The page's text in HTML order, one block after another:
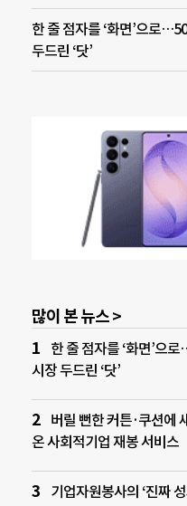
한 줄 점자를 ‘화면’으로
두드린 ‘닷’
많이 본 뉴스 >
한 줄 점자를 ‘화면’으
시장 두드린 ‘닷’
버릴 뻔한 커튼·쿠션에
온 사회적기업 재봉 서비스
기업자원봉사의 ‘진짜